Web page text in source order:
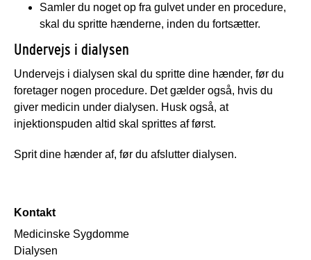
Samler du noget op fra gulvet under en procedure,
skal du spritte hænderne, inden du fortsætter.
Undervejs i dialysen
Undervejs i dialysen skal du spritte dine hænder, før du
foretager nogen procedure. Det gælder også, hvis du
giver medicin under dialysen. Husk også, at
injektionspuden altid skal sprittes af først.
Sprit dine hænder af, før du afslutter dialysen.
Kontakt
Medicinske Sygdomme
Dialysen